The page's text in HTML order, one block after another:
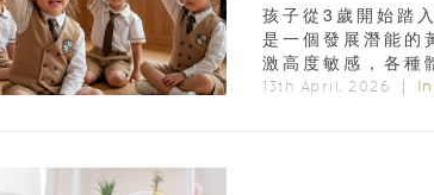
孩子從3歲開始踏
是一個發展潛能的
激高度敏感，各種
段正處於這個關
13th April, 2026 ｜ In